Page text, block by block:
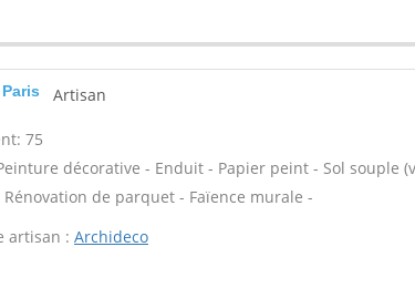
Artisan
75
décorative - Enduit - Papier peint - Sol souple
Rénovation de parquet - Faïence murale -
artisan : Archideco